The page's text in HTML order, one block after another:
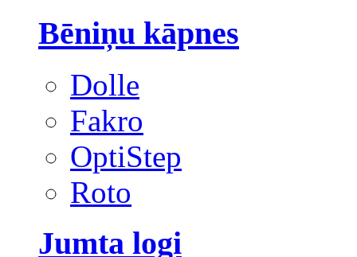
Bēniņu kāpnes
Dolle
Fakro
OptiStep
Roto
Jumta logi